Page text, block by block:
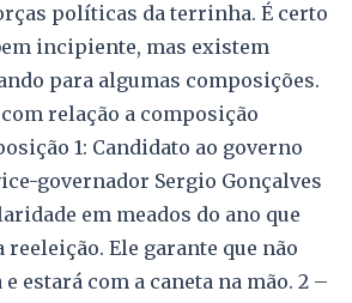
políticas da terrinha. É certo
incipiente, mas existem
para algumas composições.
relação a composição
1: Candidato ao governo
governador Sergio Gonçalves
em meados do ano que
reeleição. Ele garante que não
estará com a caneta na mão. 2 –